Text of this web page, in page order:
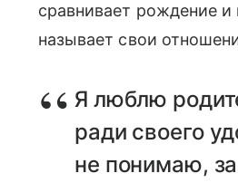
сравнивает рождение
называет свои
Я люблю
ради своего
не понимаю,